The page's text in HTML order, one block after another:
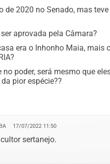
2020 no Senado, mas
aprovada pela Câmara?
era o Inhonho Maia, mais
poder, será mesmo que
pior espécie??
17/07/2022 11:50
sertanejo.